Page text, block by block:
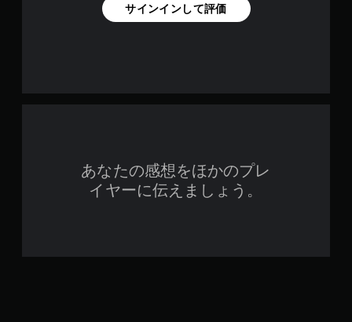
サインインして評価
あなたの感想をほかのプレ
イヤーに伝えましょう。